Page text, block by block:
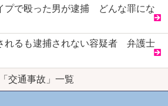
プで殴った男が逮捕 どんな罪にな
れるも逮捕されない容疑者 弁護士
「交通事故」一覧